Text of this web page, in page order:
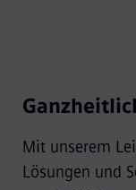
Mit unserem
Lösungen und